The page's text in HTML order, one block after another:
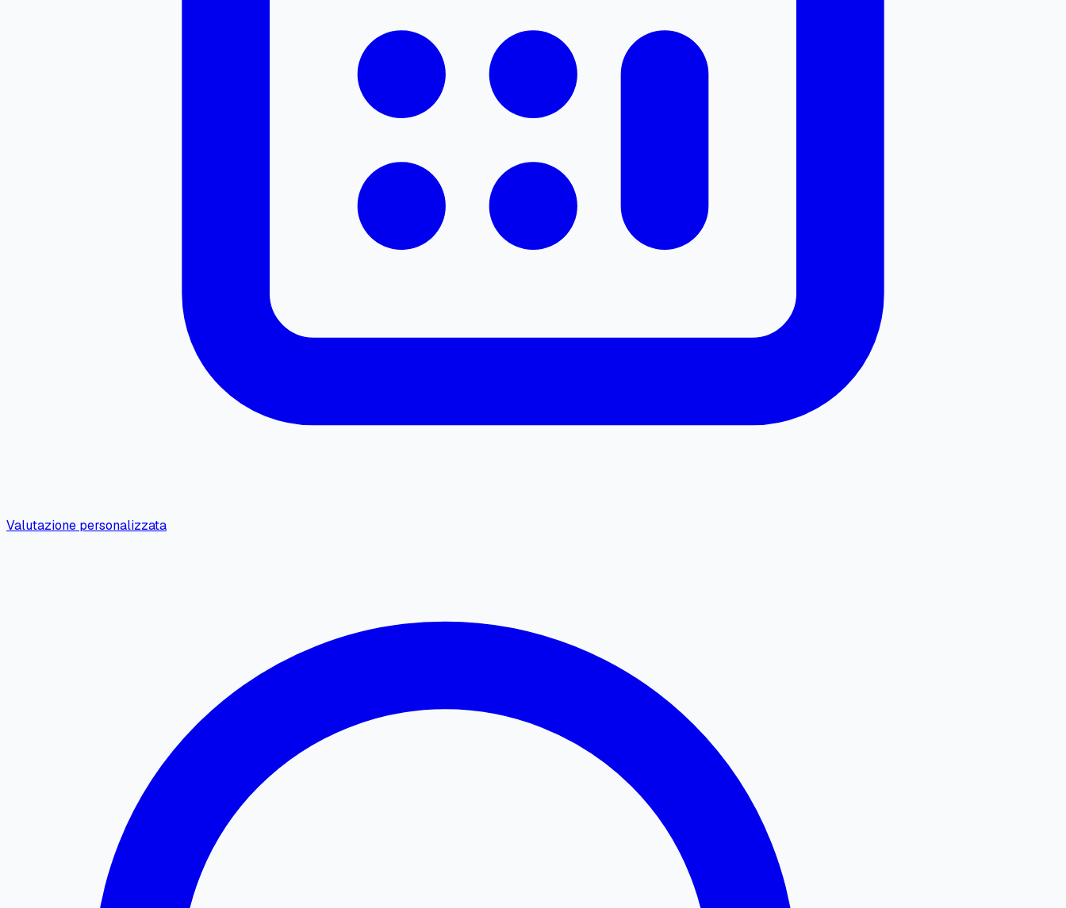
Valutazione personalizzata